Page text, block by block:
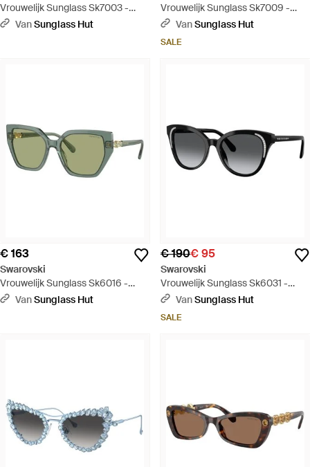
Vrouwelijk Sunglass Sk7003 -
Groen
VanSunglass Hut
Vrouwelijk Sunglass Sk7009 -
Zwart
VanSunglass Hut
SALE
€ 163
Swarovski
Vrouwelijk Sunglass Sk6016 -
Groen
VanSunglass Hut
€ 190€ 95
Swarovski
Vrouwelijk Sunglass Sk6031 -
Zwart
VanSunglass Hut
SALE